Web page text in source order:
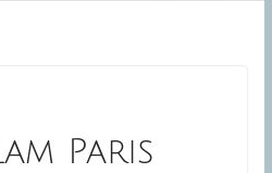
Paris